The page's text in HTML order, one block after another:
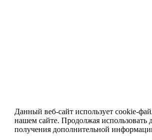
Данный веб-сайт использует cookie-
нашем сайте. Продолжая использовать
получения дополнительной